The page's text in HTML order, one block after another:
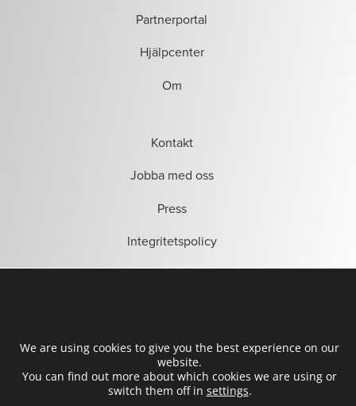
Partnerportal
Hjälpcenter
Om
Kontakt
Jobba med oss
Press
Integritetspolicy
Allmänna villkor
We are using cookies to give you the best experience on our
website.
You can find out more about which cookies we are using or
switch them off in settings.